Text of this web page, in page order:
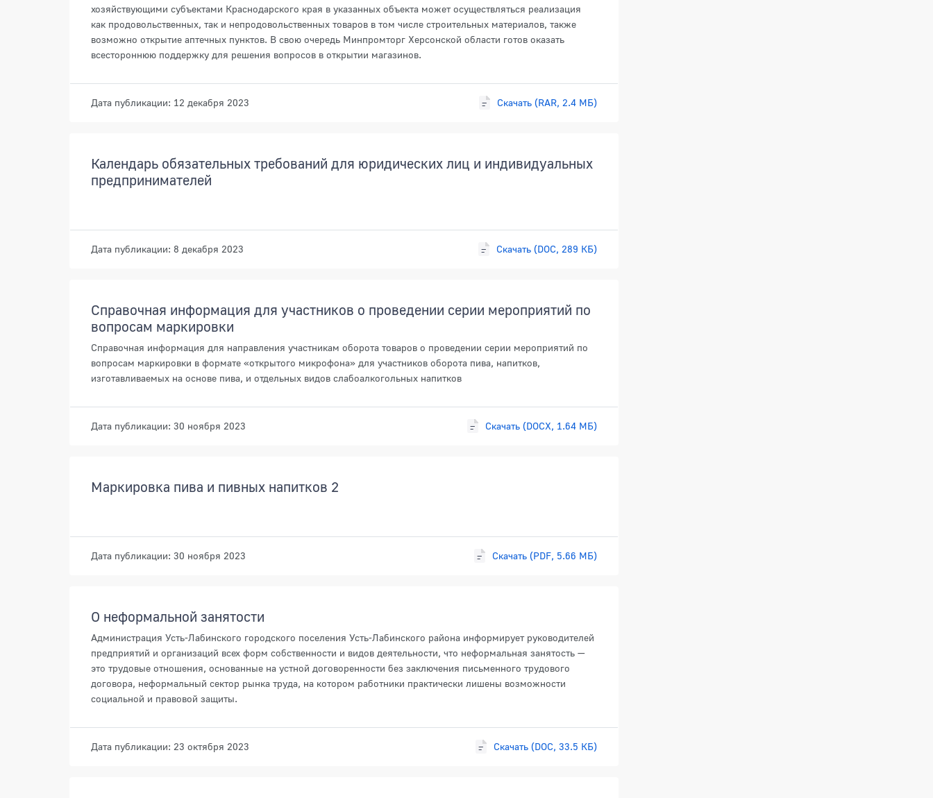
хозяйствующими субъектами Краснодарского края в указанных объекта может осуществляться реализация
как продовольственных, так и непродовольственных товаров в том числе строительных материалов, также
возможно открытие аптечных пунктов. В свою очередь Минпромторг Херсонской области готов оказать
всестороннюю поддержку для решения вопросов в открытии магазинов.
Дата публикации: 12 декабря 2023 Скачать (RAR, 2.4 МБ)
Календарь обязательных требований для юридических лиц и индивидуальных
предпринимателей
Дата публикации: 8 декабря 2023 Скачать (DOC, 289 КБ)
Справочная информация для участников о проведении серии мероприятий по
вопросам маркировки
Справочная информация для направления участникам оборота товаров о проведении серии мероприятий по
вопросам маркировки в формате «открытого микрофона» для участников оборота пива, напитков,
изготавливаемых на основе пива, и отдельных видов слабоалкогольных напитков
Дата публикации: 30 ноября 2023 Скачать (DOCX, 1.64 МБ)
Маркировка пива и пивных напитков 2
Дата публикации: 30 ноября 2023 Скачать (PDF, 5.66 МБ)
О неформальной занятости
Администрация Усть-Лабинского городского поселения Усть-Лабинского района информирует руководителей
предприятий и организаций всех форм собственности и видов деятельности, что неформальная занятость —
это трудовые отношения, основанные на устной договоренности без заключения письменного трудового
договора, неформальный сектор рынка труда, на котором работники практически лишены возможности
социальной и правовой защиты.
Дата публикации: 23 октября 2023 Скачать (DOC, 33.5 КБ)